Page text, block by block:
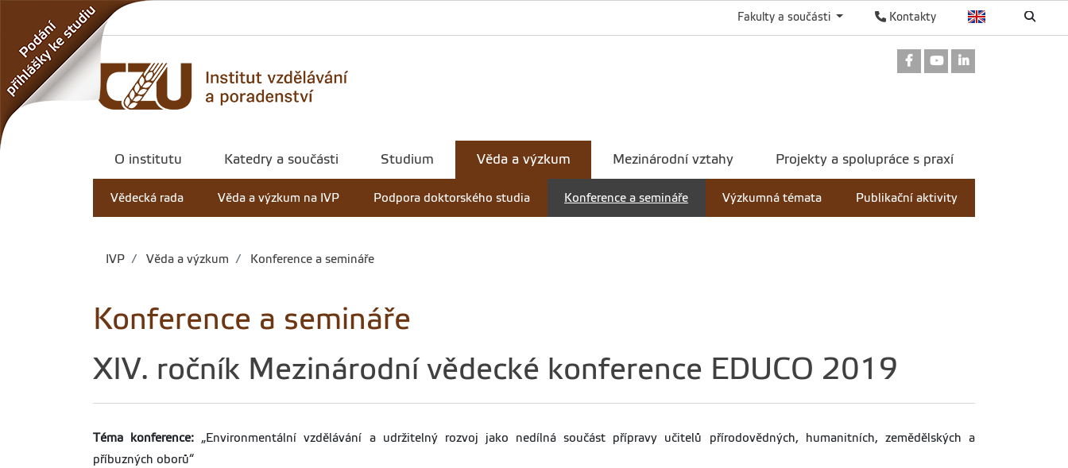
Kontakty
Fakulty a součásti
Odkaz na Facebook
Odkaz na Youtube
O institutu Katedry a součásti Studium Věda a výzkum
Vědecká rada Věda a výzkum na IVP Podpora doktorského studia Konference a semináře Výzkumná témata Publikační aktivity
Mezinárodní vztahy Projekty a spolupráce s praxí
IVP Věda a výzkum Konference a semináře
Konference a semináře
XIV. ročník Mezinárodní vědecké konference EDUCO 2019
Téma konference: „Environmentální vzdělávání a udržitelný rozvoj jako nedílná součást přípravy učitelů přírodovědných, humanitních, zemědělských a
příbuzných oborů“